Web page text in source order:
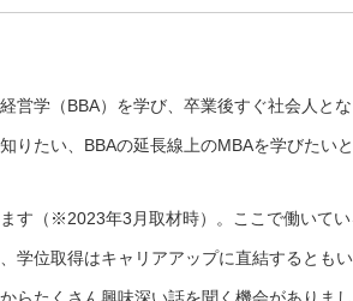
営学（BBA）を学び、卒業後すぐ社会人と
りたい、BBAの延長線上のMBAを学びたい
す（※2023年3月取材時）。ここで働いて
学位取得はキャリアアップに直結するとも